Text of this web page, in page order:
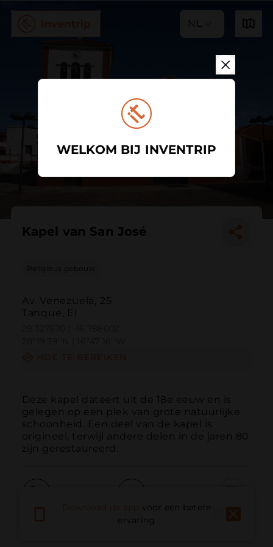
NL
Kapel van San José
Religieus gebouw
Av. Venezuela, 25
Tanque, El
Deze kapel dateert uit de 18e eeuw en is
gelegen op een plek van grote natuurlijke
schoonheid. Een deel van de kapel is
origineel, terwijl andere delen in de jaren 80
zijn gerestaureerd.
E-mail
voor een betere
ervaring
WELKOM BIJ INVENTRIP